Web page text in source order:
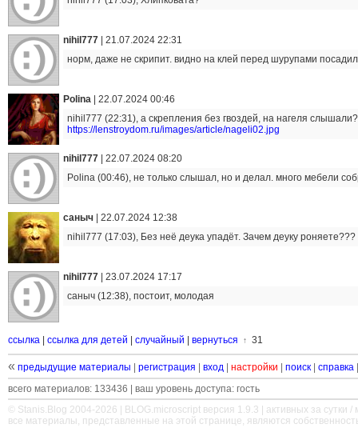
nihil777
21.07.2024 22:31
норм, даже не скрипит. видно на клей перед шурупами
Polina
22.07.2024 00:46
nihil777 (22:31), а скрепления без гвоздей, на нагеля слышали?
https://lenstroydom.ru/images/article/nageli02.jpg
nihil777
22.07.2024 08:20
Polina (00:46), не только слышал, но и делал. много мебели
саныч
22.07.2024 12:38
nihil777 (17:03), Без неё деука упадёт. Зачем деуку роняете???
nihil777
23.07.2024 17:17
саныч (12:38), постоит, молодая
ссылка ссылка для детей случайный вернуться ↑ 31
« предыдущие материалы регистрация вход настройки поиск справка
всего материалов: 133436 | ваш уровень доступа: гость
© Stanis.Blog 2004-2026 |
BLOG.microscript версия 1.9.3 | активных за сутки /
все материалы, представленные на этой странице, являются